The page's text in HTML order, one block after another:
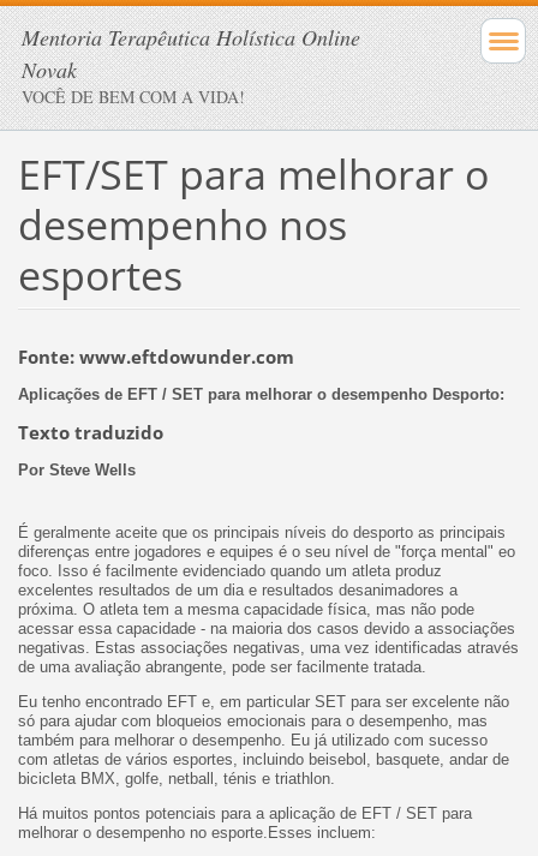
Mentoria Terapêutica Holística Online
Novak
VOCÊ DE BEM COM A VIDA!
EFT/SET para melhorar o
desempenho nos
esportes
Fonte: www.eftdowunder.com
Aplicações de EFT / SET para melhorar o desempenho Desporto:
Texto traduzido
Por Steve Wells
É geralmente aceite que os principais níveis do desporto as principais
diferenças entre jogadores e equipes é o seu nível de "força mental" eo
foco. Isso é facilmente evidenciado quando um atleta produz
excelentes resultados de um dia e resultados desanimadores a
próxima. O atleta tem a mesma capacidade física, mas não pode
acessar essa capacidade - na maioria dos casos devido a associações
negativas. Estas associações negativas, uma vez identificadas através
de uma avaliação abrangente, pode ser facilmente tratada.
Eu tenho encontrado EFT e, em particular SET para ser excelente não
só para ajudar com bloqueios emocionais para o desempenho, mas
também para melhorar o desempenho. Eu já utilizado com sucesso
com atletas de vários esportes, incluindo beisebol, basquete, andar de
bicicleta BMX, golfe, netball, ténis e triathlon.
Há muitos pontos potenciais para a aplicação de EFT / SET para
melhorar o desempenho no esporte. Esses incluem: